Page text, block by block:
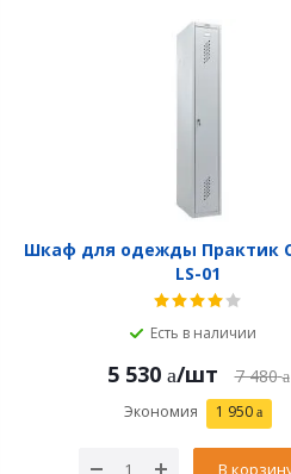
Шкаф для одежды Практик
LS-01
Есть в наличии
5 530 /шт 7 480
Экономия 1 950
В